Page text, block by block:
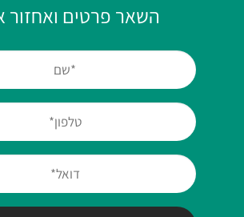
השאר פרטים ואחזור